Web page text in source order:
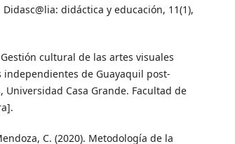
didáctica y educación, 11(1),
cultural de las artes visuales
independientes de Guayaquil post-
Casa Grande. Facultad de
C. (2020). Metodología de la